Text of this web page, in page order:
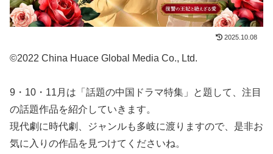
2025.10.08
©2022 China Huace Global Media Co., Ltd.
9・10・11月は「話題の中国ドラマ特集」と題して、注目
の話題作品を紹介していきます。
現代劇に時代劇、ジャンルも多岐に渡りますので、是非お
気に入りの作品を見つけてくださいね。